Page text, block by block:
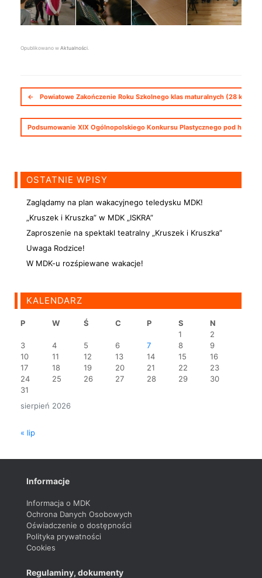
Opublikowano w Aktualności.
Nawigacja postów
← Powiatowe Zakończenie Roku Szkolnego klas maturalnych (28
Podsumowanie XIX Ogólnopolskiego Konkursu Plastycznego pod
OSTATNIE WPISY
Zaglądamy na plan wakacyjnego teledysku MDK!
„Kruszek i Kruszka” w MDK „ISKRA”
Zaproszenie na spektakl teatralny „Kruszek i Kruszka”
Uwaga Rodzice!
W MDK-u rozśpiewane wakacje!
KALENDARZ
sierpień 2026
P W Ś C P S
N
1
2
3
4 5 6 7 8
9
10
11 12 13 14 15
16
17
18 19 20 21 22
23
24
25 26 27 28 29
30
31
« lip
Informacje
Informacja o MDK
Ochrona Danych Osobowych
Oświadczenie o dostępności
Polityka prywatności
Cookies
Regulaminy, dokumenty